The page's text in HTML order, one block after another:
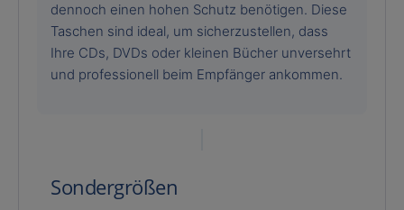
dennoch einen hohen Schutz benötigen. Diese
Taschen sind ideal, um sicherzustellen, dass
Ihre CDs, DVDs oder kleinen Bücher unversehrt
und professionell beim Empfänger ankommen.
Sondergrößen